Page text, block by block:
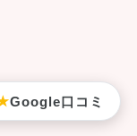
Google口コミ